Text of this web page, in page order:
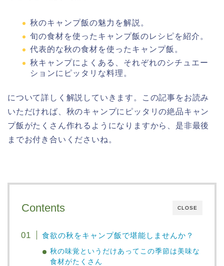
秋のキャンプ飯の魅力を解説。
旬の食材を使ったキャンプ飯のレシピを紹介。
代表的な秋の食材を使ったキャンプ飯。
秋キャンプによくある、それぞれのシチュエー
ションにピッタリな料理。
について詳しく解説していきます。この記事をお読み
いただければ、秋のキャンプにピッタリの絶品キャン
プ飯がたくさん作れるようになりますから、是非最後
までお付き合いくださいね。
CLOSE
Contents
食欲の秋をキャンプ飯で堪能しませんか？
秋の味覚というだけあってこの季節は美味な
食材がたくさん